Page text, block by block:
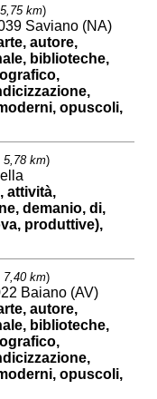
km)
Saviano (NA)
autore,
biblioteche,
opuscoli,
5,78 km)
attività,
demanio, di,
produttive),
7,40 km)
Baiano (AV)
autore,
biblioteche,
opuscoli,